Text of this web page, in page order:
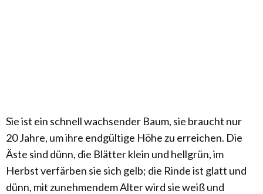
Sie ist ein schnell wachsender Baum, sie braucht nur
20 Jahre, um ihre endgültige Höhe zu erreichen. Die
Äste sind dünn, die Blätter klein und hellgrün, im
Herbst verfärben sie sich gelb; die Rinde ist glatt und
dünn, mit zunehmendem Alter wird sie weiß und